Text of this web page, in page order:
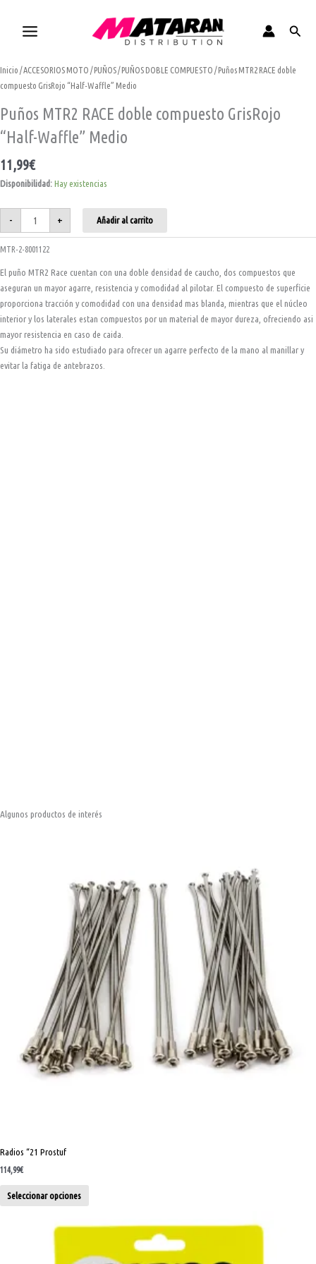
contenido
Inicio /ACCESORIOS MOTO /PUÑOS/PUÑOS DOBLE COMPUESTO / Puños MTR2 RACE doble
compuesto GrisRojo “Half-Waffle” Medio
Puños MTR2 RACE doble compuesto GrisRojo
“Half-Waffle” Medio
11,99€
Disponibilidad:Hay existencias
-
Puños
MTR2
RACE
GrisRojo
"Half-
Waffle"
Medio
+ Añadir al carrito
MTR-2-8001122
El puño MTR2 Race cuentan con una doble densidad de caucho, dos compuestos que
aseguran un mayor agarre, resistencia y comodidad al pilotar. El compuesto de superficie
proporciona tracción y comodidad con una densidad mas blanda, mientras que el núcleo
interior y los laterales estan compuestos por un material de mayor dureza, ofreciendo asi
mayor resistencia en caso de caida.
Su diámetro ha sido estudiado para ofrecer un agarre perfecto de la mano al manillar y
evitar la fatiga de antebrazos.
Algunos productos de interés
Radios “21 Prostuf
114,99€
Seleccionar opciones
variantes.
Las
opciones
se
pueden
elegir
en
la
página
de
producto